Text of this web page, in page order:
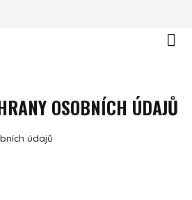
OSOBNÍCH ÚDAJŮ
údajů